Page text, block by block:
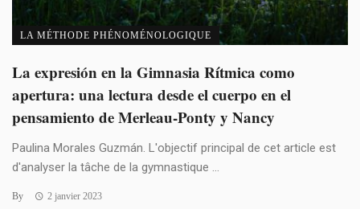
LA MÉTHODE PHÉNOMÉNOLOGIQUE
La expresión en la Gimnasia Rítmica como
apertura: una lectura desde el cuerpo en el
pensamiento de Merleau-Ponty y Nancy
Paulina Morales Guzmán. L'objectif principal de cet article est
d'analyser la tâche de la gymnastique ...
By 2 janvier 2023